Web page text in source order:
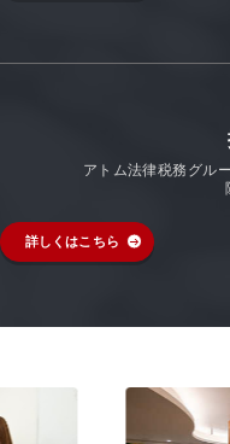
アトム法律税務グル
詳しくはこちら